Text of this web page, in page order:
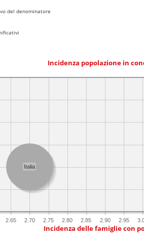
del denominatore
Incidenza popolazione in
2.65 2.70 2.75 2.80 2.85 2.90 2.95
Italia
Incidenza delle famiglie con